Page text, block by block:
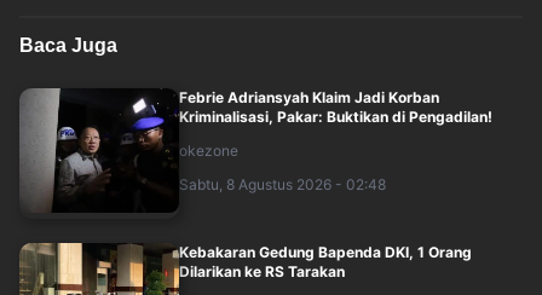
Baca Juga
Febrie Adriansyah Klaim Jadi Korban
Kriminalisasi, Pakar: Buktikan di Pengadilan!
okezone
Sabtu, 8 Agustus 2026 - 02:48
Kebakaran Gedung Bapenda DKI, 1 Orang
Dilarikan ke RS Tarakan